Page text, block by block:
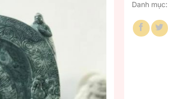
Danh mục: